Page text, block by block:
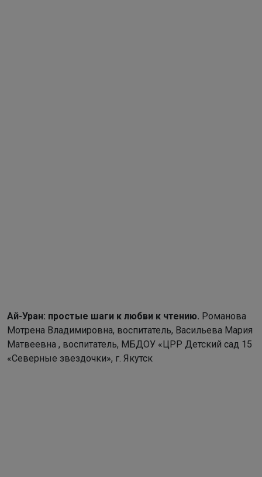
Ай-Уран: простые шаги к любви к чтению. Романова
Мотрена Владимировна, воспитатель, Васильева Мария
Матвеевна , воспитатель, МБДОУ «ЦРР Детский сад 15
«Северные звездочки», г. Якутск